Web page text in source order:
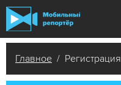
Главное / Регистрация